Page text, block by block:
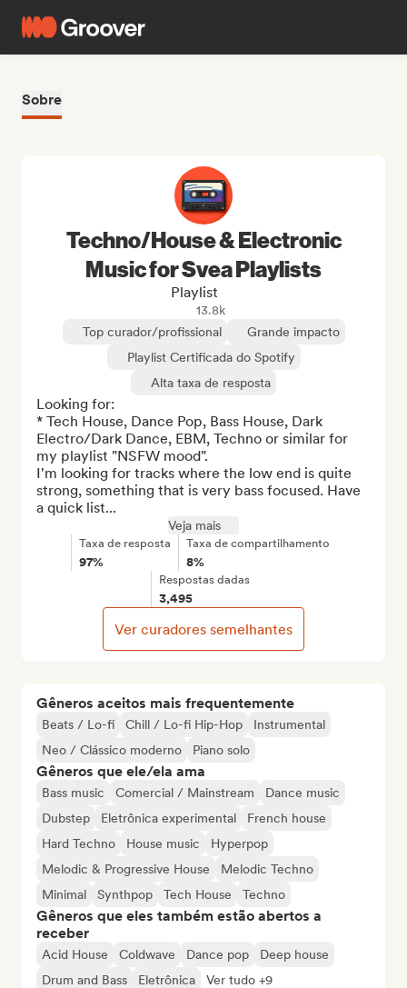
Sobre
Gêneros aceitos mais frequentemente
Beats / Lo-fi Chill / Lo-fi Hip-Hop
Instrumental
Neo / Clássico moderno
Piano solo
Gêneros que ele/ela ama
Bass music Comercial / Mainstream
Dance music
Dubstep
Eletrônica experimental
French house
Hard Techno
House music
Hyperpop
Melodic & Progressive House
Melodic Techno
Minimal
Synthpop Tech House Techno
Gêneros que eles também estão abertos a
receber
Acid House Coldwave Dance pop
Deep house
Drum and Bass
Eletrônica Ver tudo +9
Techno/House & Electronic
Music for Svea Playlists
Playlist
13.8k
Top curador/profissional
Grande impacto
Playlist Certificada do Spotify
Alta taxa de resposta
Looking for:
* Tech House, Dance Pop, Bass House, Dark
Electro/Dark Dance, EBM, Techno or similar for
my playlist "NSFW mood".
I'm looking for tracks where the low end is quite
strong, something that is very bass focused. Have
a quick list...
Veja mais
Taxa de resposta
97%
Taxa de compartilhamento
8%
Respostas dadas
3,495
Ver curadores semelhantes